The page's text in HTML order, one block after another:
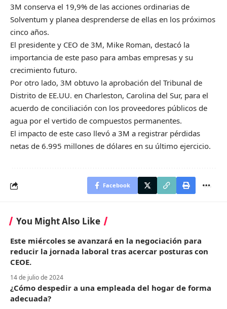
3M conserva el 19,9% de las acciones ordinarias de
Solventum y planea desprenderse de ellas en los próximos
cinco años.
El presidente y CEO de 3M, Mike Roman, destacó la
importancia de este paso para ambas empresas y su
crecimiento futuro.
Por otro lado, 3M obtuvo la aprobación del Tribunal de
Distrito de EE.UU. en Charleston, Carolina del Sur, para el
acuerdo de conciliación con los proveedores públicos de
agua por el vertido de compuestos permanentes.
El impacto de este caso llevó a 3M a registrar pérdidas
netas de 6.995 millones de dólares en su último ejercicio.
Facebook
You Might Also Like
Este miércoles se avanzará en la negociación para
reducir la jornada laboral tras acercar posturas con
CEOE.
14 de julio de 2024
¿Cómo despedir a una empleada del hogar de forma
adecuada?